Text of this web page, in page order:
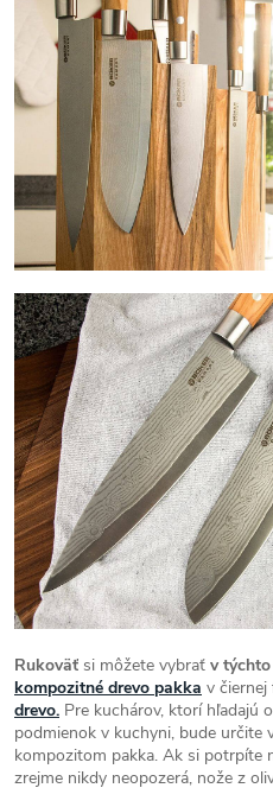
Rukoväť si môžete vybrať v
kompozitné drevo pakka v čiernej
drevo. Pre kuchárov, ktorí hľadajú
podmienok v kuchyni, bude určite
kompozitom pakka. Ak si potrpíte
zrejme nikdy neopozerá, nože z